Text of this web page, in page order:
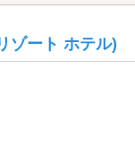
ゾート ホテル)